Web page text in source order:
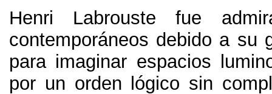
Henri Labrouste fue
contemporáneos debido a su
para imaginar espacios
por un orden lógico sin